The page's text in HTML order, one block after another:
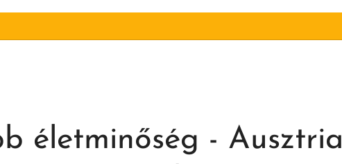
életminőség - Ausztria